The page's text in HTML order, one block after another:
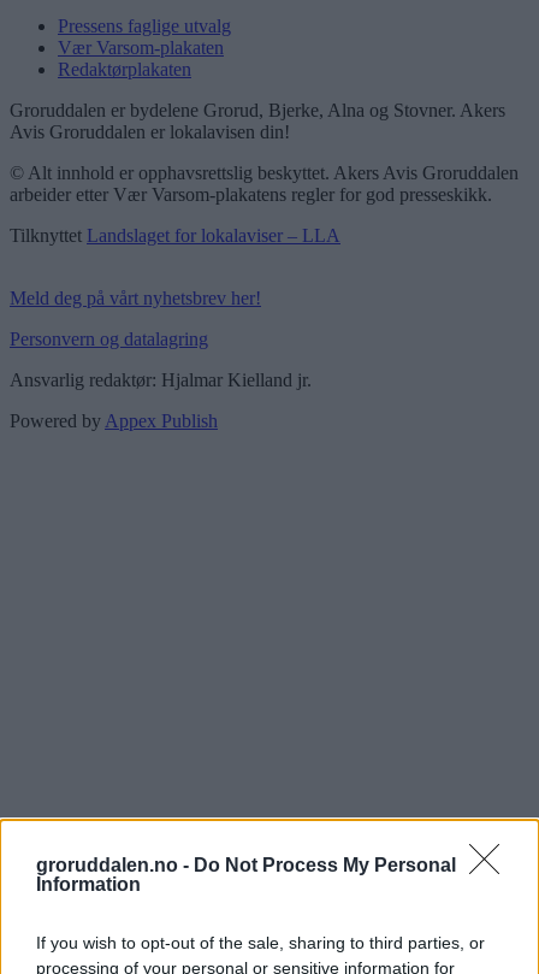
groruddalen.no - Do Not Process My Personal
Information
If you wish to opt-out of the sale, sharing to third parties, or
processing of your personal or sensitive information for
Pressens faglige utvalg
Vær Varsom-plakaten
Redaktørplakaten
Groruddalen er bydelene Grorud, Bjerke, Alna og Stovner. Akers
Avis Groruddalen er lokalavisen din!
© Alt innhold er opphavsrettslig beskyttet. Akers Avis Groruddalen
arbeider etter Vær Varsom-plakatens regler for god presseskikk.
Tilknyttet Landslaget for lokalaviser – LLA
Meld deg på vårt nyhetsbrev her!
Personvern og datalagring
Ansvarlig redaktør: Hjalmar Kielland jr.
Powered by Appex Publish